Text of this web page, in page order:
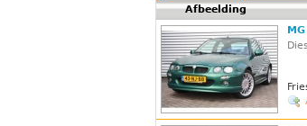
Afbeelding
MG